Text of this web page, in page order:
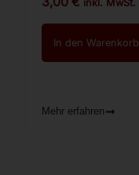
inkl. MwSt.
In den Warenkorb
Mehr erfahren